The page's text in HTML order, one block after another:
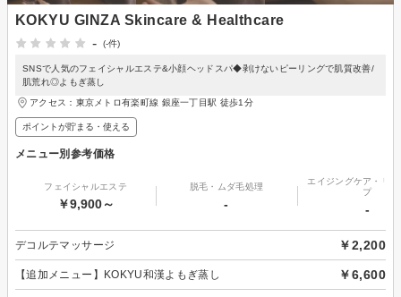
KOKYU GINZA Skincare & Healthcare
-
(-件)
SNSで人気のフェイシャルエステ&小顔ヘッドスパ◆剥けないピーリングで肌質改善/
肌荒れ◎よもぎ蒸し
アクセス：東京メトロ有楽町線 銀座一丁目駅 徒歩1分
ポイントが貯まる・使える
メニュー別参考価格
フェイシャルエステ
￥9,900～
脱毛・ムダ毛処理
-
エイジングケア・リ
プ
-
デコルテマッサージ ￥2,200
【追加メニュー】KOKYU和漢よもぎ蒸し ￥6,600